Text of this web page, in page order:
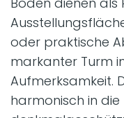
oder praktische
markanter Turm
Aufmerksamkeit.
harmonisch in